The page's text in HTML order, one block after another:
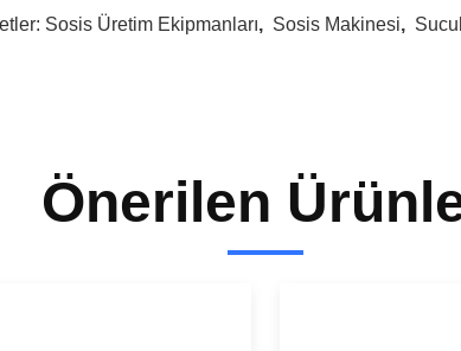
Sosis Üretim Ekipmanları, Sosis Makinesi,
Önerilen